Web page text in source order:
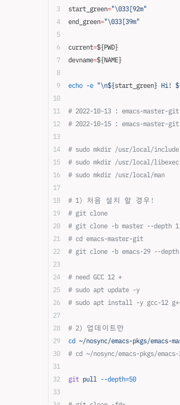
start_green="\033[92m"
end_green="\033[39m"
current=${PWD}
devname=${NAME}
echo -e "\n${start_green} Hi!
# 2022-10-13 : emacs-master-git
# 2022-10-15 : emacs-master-git
# sudo mkdir /usr/local/include
# sudo mkdir /usr/local/libexec
# sudo mkdir /usr/local/man
# 1) 처음 설치 할 경우!
# git clone
# git clone -b master --depth 1
# cd emacs-master-git
# git clone -b emacs-29 --
# need GCC 12 +
# sudo apt update -y
# sudo apt install -y gcc-12
# 2) 업데이트만
cd ~/nosync/emacs-pkgs/emacs-
# cd ~/nosync/emacs-pkgs/
git pull --depth=50